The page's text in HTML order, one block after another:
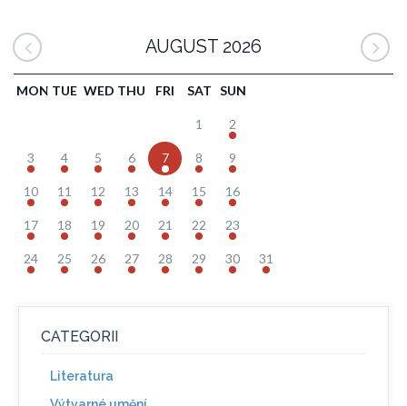
AUGUST 2026
MON TUE WED THU FRI SAT SUN
1 2
3 4 5 6 7 8 9
10 11 12 13 14 15 16
17 18 19 20 21 22 23
24 25 26 27 28 29 30 31
CATEGORII
Literatura